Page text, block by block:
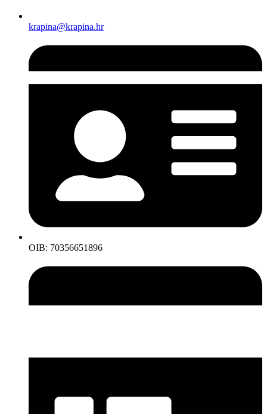
krapina@krapina.hr
OIB: 70356651896